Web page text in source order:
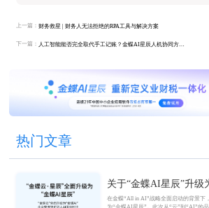
上一篇：财务救星 | 财务人无法拒绝的RPA工具与解决方案
下一篇： 人工智能能否完全取代手工记账？金蝶AI星辰人机协同方案给出答案
热门文章
关于“金蝶AI星辰”升级
方公告
在金蝶“All in AI”战略全面启动的背景下
为“金蝶AI星辰”。此次从“云”到“AI”的